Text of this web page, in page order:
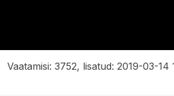
Vaatamisi: 3752, lisatud: 2019-03-14